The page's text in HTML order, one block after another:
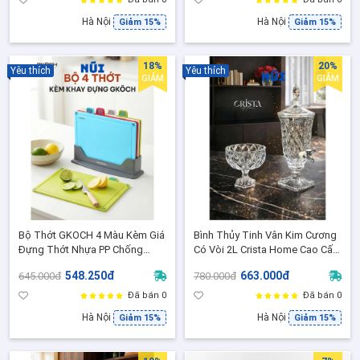
Hà Nội Giảm 15% Hà Nội Giảm 15%
Bộ Thớt GKOCH 4 Màu Kèm Giá
Đựng Thớt Nhựa PP Chống
Thực Phẩm Chín - JH-045
645.000đ 548.250đ
Đã bán 0
Hà Nội Giảm 15%
Yêu thích 18%
GIẢM
Bình Thủy Tinh Vân Kim Cương
Có Vòi 2L Crista Home Cao Cấp
Bàn Tiệc 60267
780.000đ 663.000đ
Đã bán 0
Hà Nội Giảm 15%
Yêu thích 20%
GIẢM